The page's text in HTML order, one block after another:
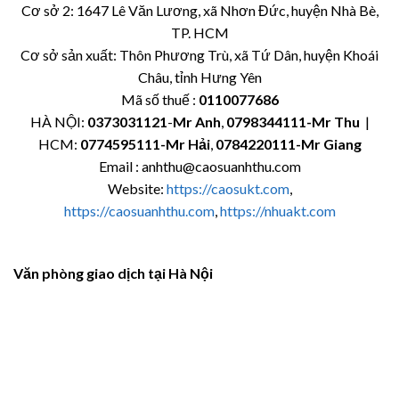
Cơ sở 2: 1647 Lê Văn Lương, xã Nhơn Đức, huyện Nhà Bè,
TP. HCM
Cơ sở sản xuất: Thôn Phương Trù, xã Tứ Dân, huyện Khoái
Châu, tỉnh Hưng Yên
Mã số thuế : 0110077686
HÀ NỘI: 0373031121-Mr Anh, 0798344111-Mr Thu |
HCM: 0774595111-Mr Hải, 0784220111-Mr Giang
Email : anhthu@caosuanhthu.com
Website: https://caosukt.com,
https://caosuanhthu.com,https://nhuakt.com
Văn phòng giao dịch tại Hà Nội